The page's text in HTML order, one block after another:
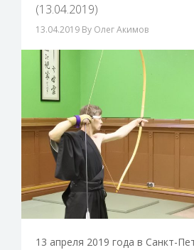
(13.04.2019)
13.04.2019 By Олег Акимов
13 апреля 2019 года в Санкт-